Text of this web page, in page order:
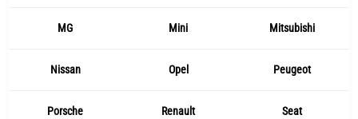
MG Mini Mitsubishi
Nissan Opel Peugeot
Porsche Renault Seat